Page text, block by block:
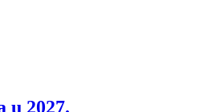
u 2027.